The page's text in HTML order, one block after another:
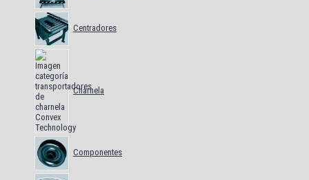
Centradores
Charnela
Componentes